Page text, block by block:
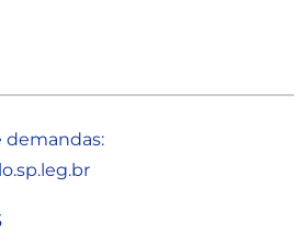
demandas:
r